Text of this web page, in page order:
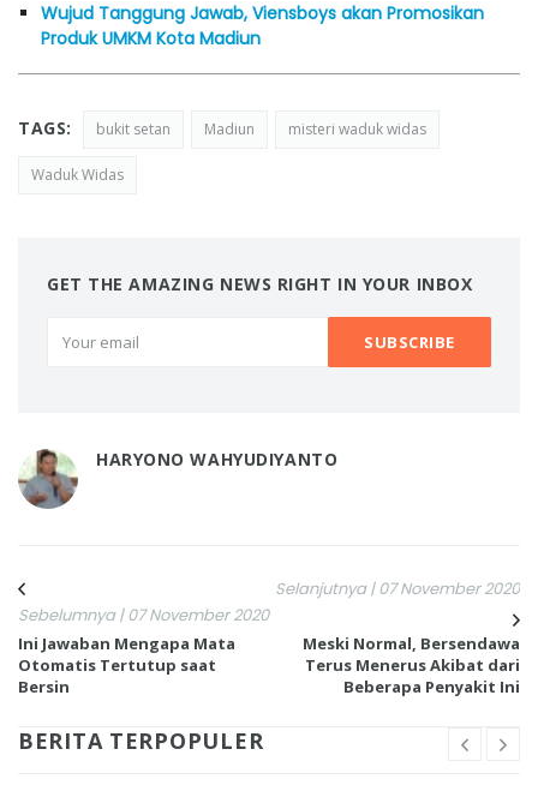
Wujud Tanggung Jawab, Viensboys akan Promosikan
Produk UMKM Kota Madiun
TAGS: bukit setan Madiun misteri waduk widas
Waduk Widas
GET THE AMAZING NEWS RIGHT IN YOUR INBOX
HARYONO WAHYUDIYANTO
Sebelumnya | 07 November 2020
Ini Jawaban Mengapa Mata
Otomatis Tertutup saat
Bersin
Selanjutnya | 07 November 2020
Meski Normal, Bersendawa
Terus Menerus Akibat dari
Beberapa Penyakit Ini
BERITA TERPOPULER